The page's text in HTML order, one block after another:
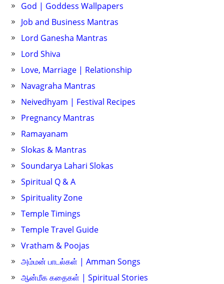
God | Goddess Wallpapers
Job and Business Mantras
Lord Ganesha Mantras
Lord Shiva
Love, Marriage | Relationship
Navagraha Mantras
Neivedhyam | Festival Recipes
Pregnancy Mantras
Ramayanam
Slokas & Mantras
Soundarya Lahari Slokas
Spiritual Q & A
Spirituality Zone
Temple Timings
Temple Travel Guide
Vratham & Poojas
அம்மன் பாடல்கள் | Amman Songs
ஆன்மீக கதைகள் | Spiritual Stories